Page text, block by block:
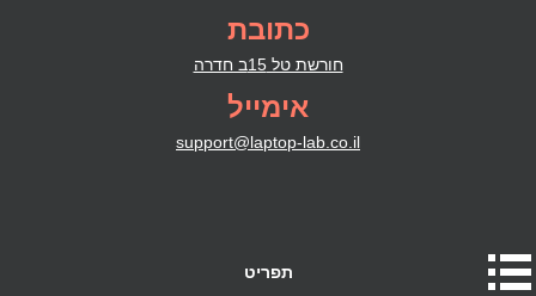
כתובת
חורשת טל 15ב חדרה
אימייל
support@laptop-lab.co.il
תפריט